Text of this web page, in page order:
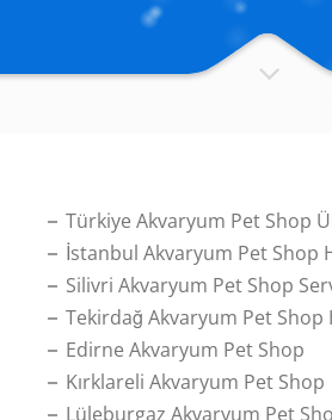
Türkiye Akvaryum Pet Shop
İstanbul Akvaryum Pet Shop
Silivri Akvaryum Pet Shop
Tekirdağ Akvaryum Pet Shop
Edirne Akvaryum Pet Shop
Kırklareli Akvaryum Pet Shop
Lüleburgaz Akvaryum Pet